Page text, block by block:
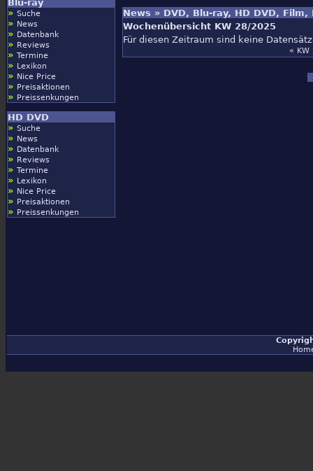
Blu-ray
» Suche
» News
» Datenbank
» Reviews
» Termine
» Lexikon
» Nice Price
» Preisaktionen
» Preissenkungen
HD DVD
» Suche
» News
» Datenbank
» Reviews
» Termine
» Lexikon
» Nice Price
» Preisaktionen
» Preissenkungen
News » DVD, Blu-ray, HD DVD, Film,
Wochenübersicht KW 28/2025
Für diesen Zeitraum sind keine
« KW